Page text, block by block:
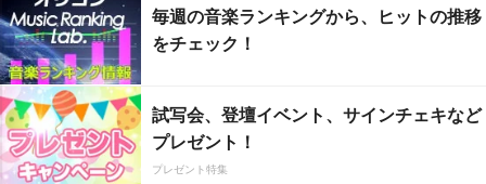
毎週の音楽ランキングから、ヒットの推移
をチェック！
試写会、登壇イベント、サインチェキなど
プレゼント！
プレゼント特集